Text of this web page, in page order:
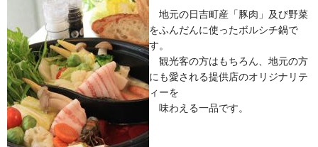
地元の日吉町産「豚肉」及び野菜
をふんだんに使ったボルシチ鍋で
す。
観光客の方はもちろん、地元の方
にも愛される提供店のオリジナリテ
ィーを
味わえる一品です。